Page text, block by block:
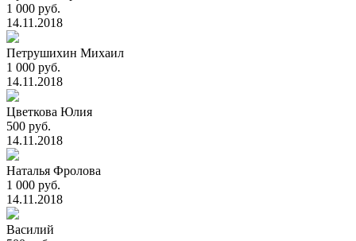
1 000 руб.
14.11.2018
Петрушихин Михаил
1 000 руб.
14.11.2018
Цветкова Юлия
500 руб.
14.11.2018
Наталья Фролова
1 000 руб.
14.11.2018
Василий